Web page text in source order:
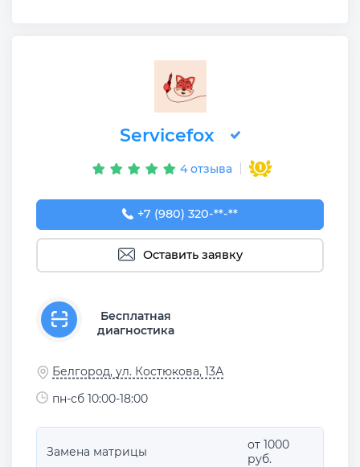
Servicefox
4 отзыва
+7 (980) 320-54-03
+7 (980) 320-**-**
Оставить заявку
Бесплатная
диагностика
Белгород, ул. Костюкова, 13А
пн-сб 10:00-18:00
Замена матрицы
от 1000
руб.